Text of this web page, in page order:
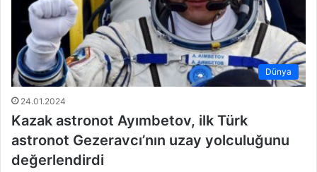
Dünya
24.01.2024
Kazak astronot Ayımbetov, ilk Türk
astronot Gezeravcı’nın uzay yolculuğunu
değerlendirdi